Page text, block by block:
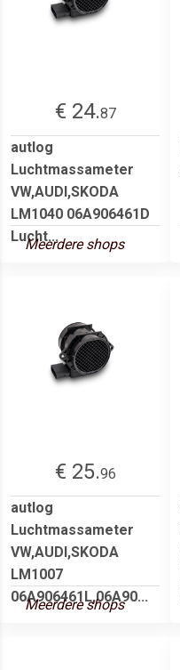
€ 24.87
autlog
Luchtmassameter
VW,AUDI,SKODA
LM1040 06A906461D
Lucht...
Meerdere shops
€ 25.96
autlog
Luchtmassameter
VW,AUDI,SKODA
LM1007
06A906461L,06A90...
Meerdere shops